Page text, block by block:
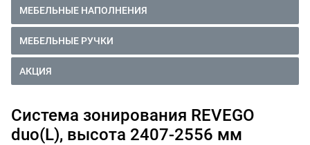
МЕБЕЛЬНЫЕ НАПОЛНЕНИЯ
МЕБЕЛЬНЫЕ РУЧКИ
АКЦИЯ
Система зонирования REVEGO
duo(L), высота 2407-2556 мм